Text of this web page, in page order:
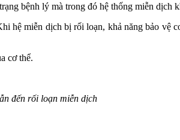
bệnh lý mà trong đó hệ thống miễn dịch
hệ miễn dịch bị rối loạn, khả năng bảo vệ
cơ thể.
đến rối loạn miễn dịch